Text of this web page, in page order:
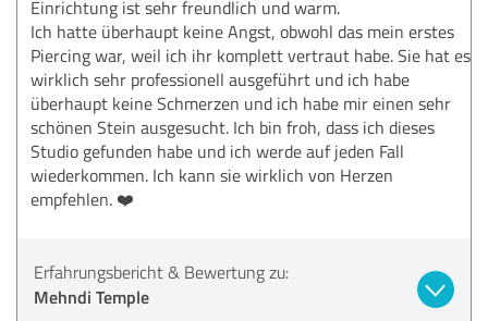
Einrichtung ist sehr freundlich und warm.
Ich hatte überhaupt keine Angst, obwohl das mein erstes
Piercing war, weil ich ihr komplett vertraut habe. Sie hat es
wirklich sehr professionell ausgeführt und ich habe
überhaupt keine Schmerzen und ich habe mir einen sehr
schönen Stein ausgesucht. Ich bin froh, dass ich dieses
Studio gefunden habe und ich werde auf jeden Fall
wiederkommen. Ich kann sie wirklich von Herzen
empfehlen. ❤️
Erfahrungsbericht & Bewertung zu:
Mehndi Temple